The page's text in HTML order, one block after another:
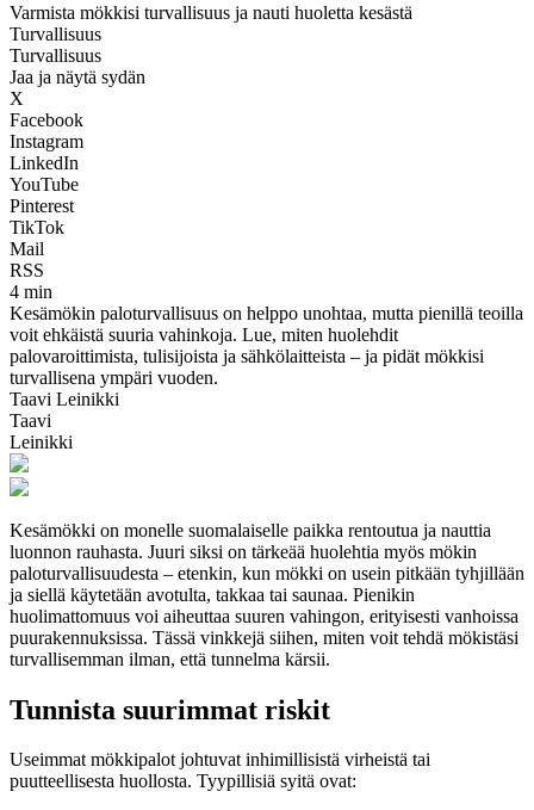
Varmista mökkisi turvallisuus ja nauti huoletta kesästä
Turvallisuus
Turvallisuus
Jaa ja näytä sydän
X
Facebook
Instagram
LinkedIn
YouTube
Pinterest
TikTok
Mail
RSS
4 min
Kesämökin paloturvallisuus on helppo unohtaa, mutta pienillä teoilla
voit ehkäistä suuria vahinkoja. Lue, miten huolehdit
palovaroittimista, tulisijoista ja sähkölaitteista – ja pidät mökkisi
turvallisena ympäri vuoden.
Taavi Leinikki
Taavi
Leinikki
Kesämökki on monelle suomalaiselle paikka rentoutua ja nauttia
luonnon rauhasta. Juuri siksi on tärkeää huolehtia myös mökin
paloturvallisuudesta – etenkin, kun mökki on usein pitkään tyhjillään
ja siellä käytetään avotulta, takkaa tai saunaa. Pienikin
huolimattomuus voi aiheuttaa suuren vahingon, erityisesti vanhoissa
puurakennuksissa. Tässä vinkkejä siihen, miten voit tehdä mökistäsi
turvallisemman ilman, että tunnelma kärsii.
Tunnista suurimmat riskit
Useimmat mökkipalot johtuvat inhimillisistä virheistä tai
puutteellisesta huollosta. Tyypillisiä syitä ovat: